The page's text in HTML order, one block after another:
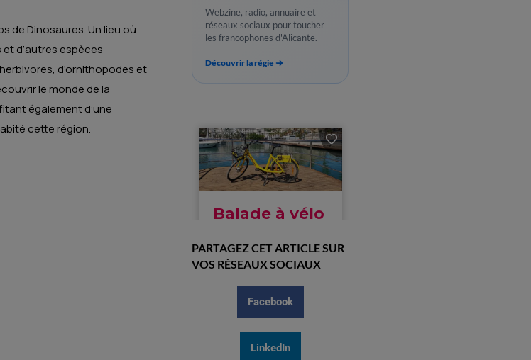
de Dinosaures. Un lieu où
d’autres espèces
d’ornithopodes et
le monde de la
également d’une
cette région.
Webzine, radio, annuaire et
réseaux sociaux pour toucher
les francophones d'Alicante.
Découvrir la régie
PARTAGEZ CET ARTICLE SUR
VOS RÉSEAUX SOCIAUX
Facebook
LinkedIn